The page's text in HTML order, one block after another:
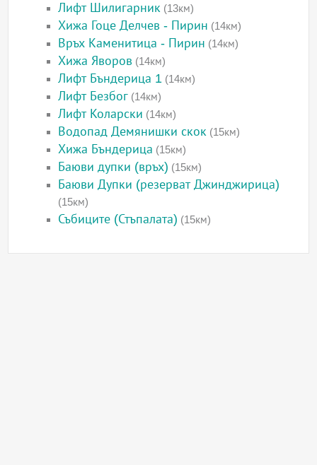
Лифт Шилигарник (13км)
Хижа Гоце Делчев - Пирин (14км)
Връх Каменитица - Пирин (14км)
Хижа Яворов (14км)
Лифт Бъндерица 1 (14км)
Лифт Безбог (14км)
Лифт Коларски (14км)
Водопад Демянишки скок (15км)
Хижа Бъндерица (15км)
Баюви дупки (връх) (15км)
Баюви Дупки (резерват Джинджирица)
(15км)
Събиците (Стъпалата) (15км)